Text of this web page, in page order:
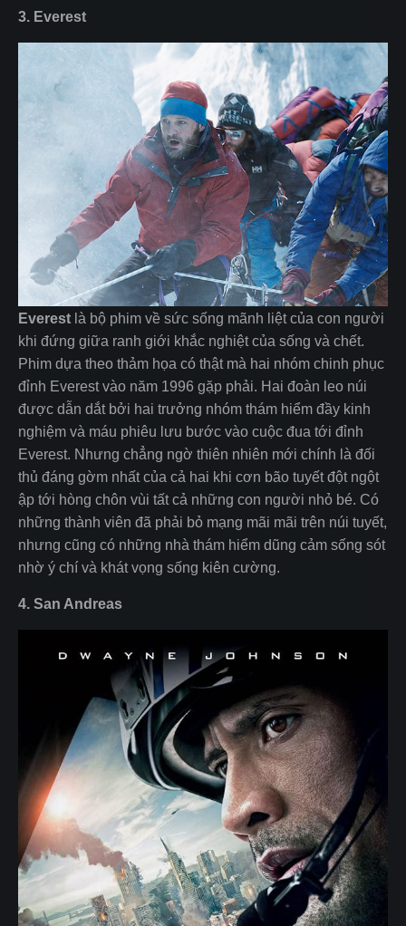
3. Everest
Everest là bộ phim về sức sống mãnh liệt của con người
khi đứng giữa ranh giới khắc nghiệt của sống và chết.
Phim dựa theo thảm họa có thật mà hai nhóm chinh phục
đỉnh Everest vào năm 1996 gặp phải. Hai đoàn leo núi
được dẫn dắt bởi hai trưởng nhóm thám hiểm đầy kinh
nghiệm và máu phiêu lưu bước vào cuộc đua tới đỉnh
Everest. Nhưng chẳng ngờ thiên nhiên mới chính là đối
thủ đáng gờm nhất của cả hai khi cơn bão tuyết đột ngột
ập tới hòng chôn vùi tất cả những con người nhỏ bé. Có
những thành viên đã phải bỏ mạng mãi mãi trên núi tuyết,
nhưng cũng có những nhà thám hiểm dũng cảm sống sót
nhờ ý chí và khát vọng sống kiên cường.
4. San Andreas